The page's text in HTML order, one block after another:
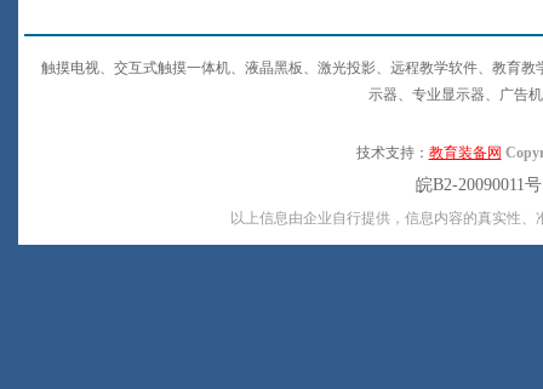
触摸电视、交互式触摸一体机、液晶黑板、激光投影、远程教学软件、教育
示器、专业显示器、广告
技术支持： 教育装备网
皖B2-20090011
以上信息由企业自行提供，信息内容的真实性